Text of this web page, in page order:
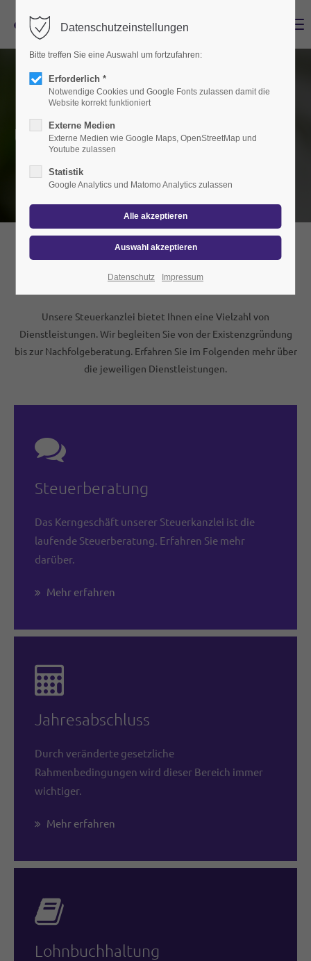
Unsere Dienstleistungen
Für jede Situation das Richtige!
Unsere Steuerkanzlei bietet Ihnen eine Vielzahl von
Dienstleistungen. Wir begleiten Sie von der Existenzgründung
bis zur Nachfolgeberatung. Erfahren Sie im Folgenden mehr über
die jeweiligen Dienstleistungen.
Steuerberatung
Das Kerngeschäft unserer Steuerkanzlei ist die
laufende Steuerberatung. Erfahren Sie mehr
darüber.
Mehr erfahren
Jahresabschluss
Durch veränderte gesetzliche
Rahmenbedingungen wird dieser Bereich immer
wichtiger.
Mehr erfahren
Lohnbuchhaltung
Datenschutzeinstellungen
Bitte treffen Sie eine Auswahl um fortzufahren:
Erforderlich *
Notwendige Cookies und Google Fonts zulassen damit die
Website korrekt funktioniert
Externe Medien
Externe Medien wie Google Maps, OpenStreetMap und
Youtube zulassen
Statistik
Google Analytics und Matomo Analytics zulassen
Datenschutz Impressum